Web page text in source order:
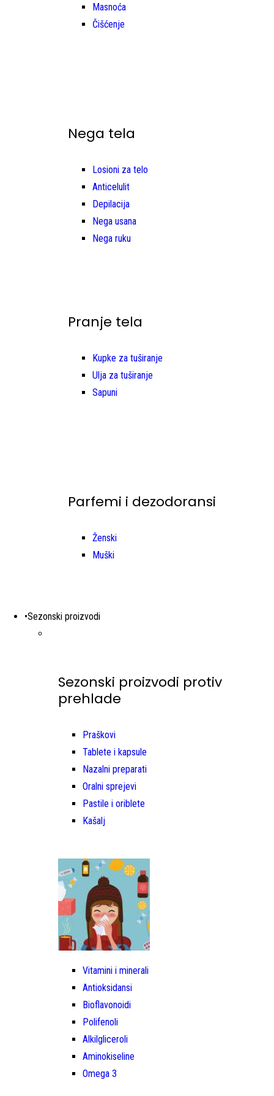
Masnoća
Čišćenje
Nega tela
Losioni za telo
Anticelulit
Depilacija
Nega usana
Nega ruku
Pranje tela
Kupke za tuširanje
Ulja za tuširanje
Sapuni
Parfemi i dezodoransi
Ženski
Muški
•Sezonski proizvodi
Sezonski proizvodi protiv
prehlade
Praškovi
Tablete i kapsule
Nazalni preparati
Oralni sprejevi
Pastile i oriblete
Kašalj
Vitamini i minerali
Antioksidansi
Bioflavonoidi
Polifenoli
Alkilgliceroli
Aminokiseline
Omega 3